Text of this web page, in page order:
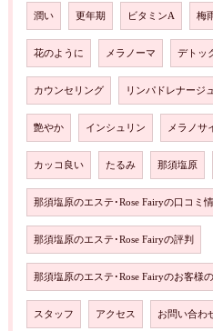
潤い 更年期 ビタミンA 梅
花のように メラノーマ デトッ
カウンセリング リンパドレナージュ
艶やか インシュリン メラノサ
カッコ良い たるみ 那須塩原
那須塩原のエステ･Rose Fairyの口コミ
那須塩原のエステ･Rose Fairyの評判
那須塩原のエステ･Rose Fairyのお客様
スタッフ アクセス お問い合わ